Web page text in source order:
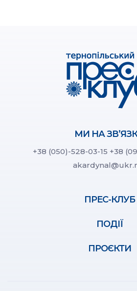
МИ НА
+38 (050)-528-03-15 +38
ПРЕС-КЛУБ
ПОДІЇ
ПРОЄКТИ